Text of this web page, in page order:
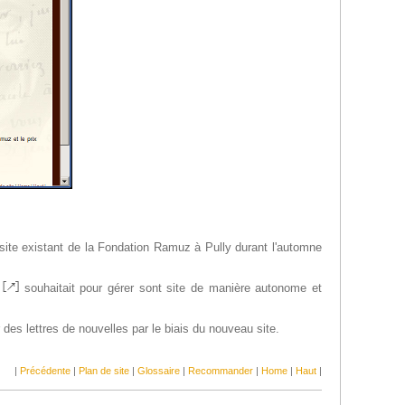
existant de la Fondation Ramuz à Pully durant l'automne
souhaitait pour gérer sont site de manière autonome et
lettres de nouvelles par le biais du nouveau site.
| Précédente | Plan de site | Glossaire | Recommander | Home | Haut |